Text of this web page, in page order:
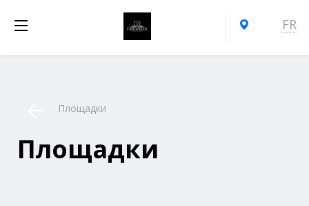
FR
Площадки
Площадки